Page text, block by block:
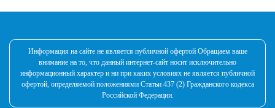
Информация на сайте не является публичной офертой Обращаем ваше
внимание на то, что данный интернет-сайт носит исключительно
информационный характер и ни при каких условиях не является публичной
офертой, определяемой положениями Статьи 437 (2) Гражданского кодекса
Российской Федерации.